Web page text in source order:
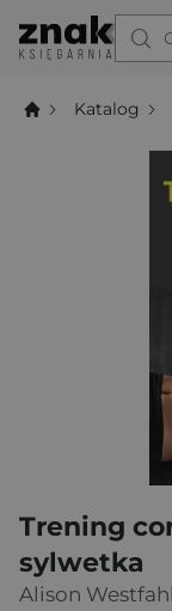
Katalog
Trening
sylwetka
Alison Westfahl